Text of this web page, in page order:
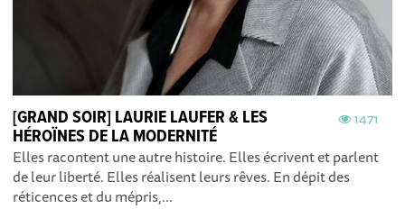
1471
[GRAND SOIR] LAURIE LAUFER & LES
HÉROÏNES DE LA MODERNITÉ
Elles racontent une autre histoire. Elles écrivent et parlent
de leur liberté. Elles réalisent leurs rêves. En dépit des
réticences et du mépris,...